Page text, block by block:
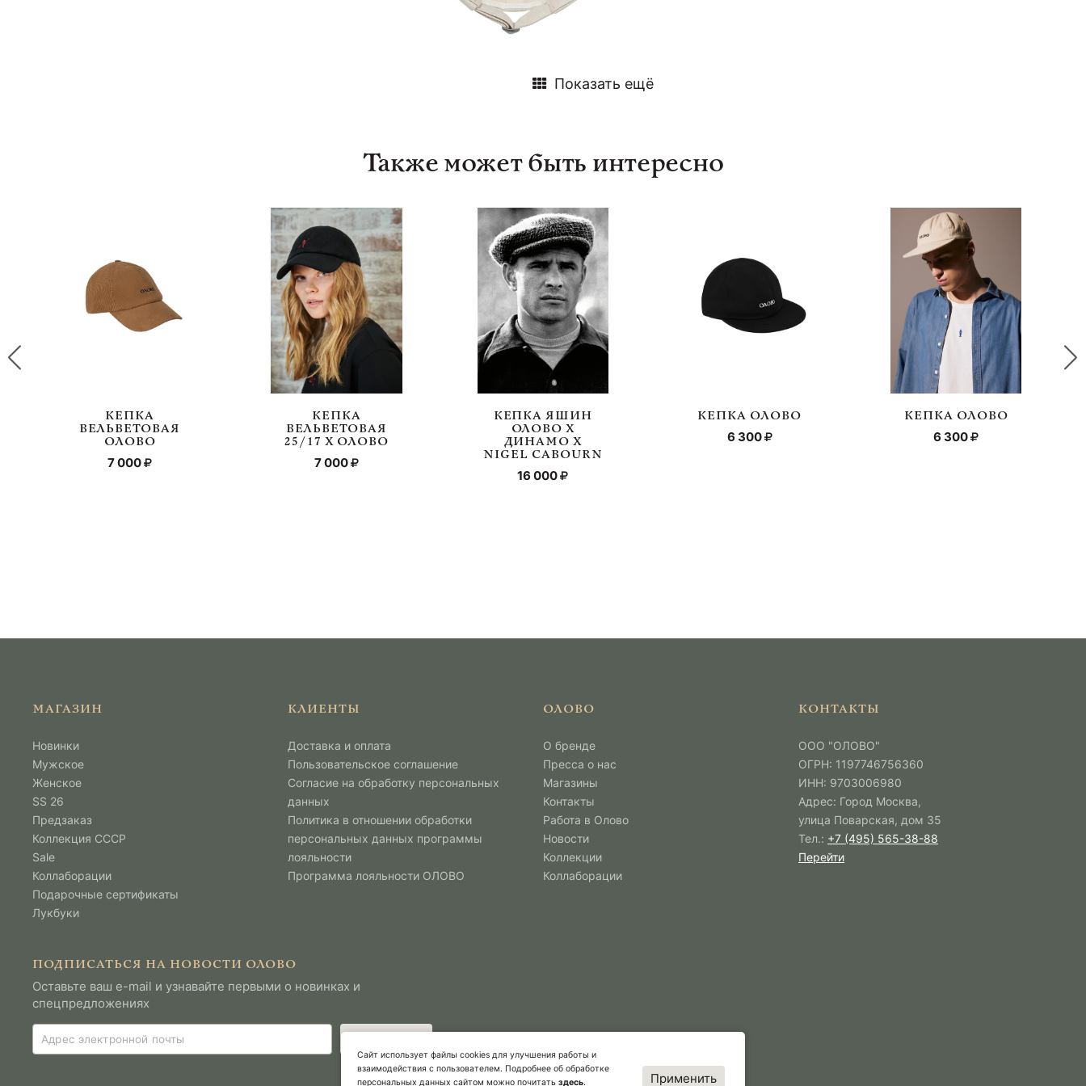
Показать ещё
Также может быть интересно
КЕПКА
ВЕЛЬВЕТОВАЯ
ОЛОВО
7 000
КЕПКА
ВЕЛЬВЕТОВАЯ
25/17 Х ОЛОВО
7 000
КЕПКА ЯШИН
ОЛОВО Х
ДИНАМО Х
NIGEL CABOURN
16 000
КЕПКА ОЛОВО
6 300
КЕПКА ОЛОВО
6 300
Сайт использует файлы cookies для улучшения работы и
взаимодействия с пользователем. Подробнее об обработке
персональных данных сайтом можно почитать здесь. Применить
МАГАЗИН
Новинки
Мужcкое
Женское
SS 26
Предзаказ
Коллекция СССР
Sale
Коллаборации
Подарочные сертификаты
Лукбуки
КЛИЕНТЫ
Доставка и оплата
Пользовательское соглашение
Согласие на обработку персональных
данных
Политика в отношении обработки
персональных данных программы
лояльности
Программа лояльности ОЛОВО
ОЛОВО
О бренде
Пресса о нас
Магазины
Контакты
Работа в Олово
Новости
Коллекции
Коллаборации
КОНТАКТЫ
ООО "ОЛОВО"
ОГРН: 1197746756360
ИНН: 9703006980
Адрес: Город Москва,
улица Поварская, дом 35
Тел.: +7 (495) 565-38-88
Перейти
ПОДПИСАТЬСЯ НА НОВОСТИ ОЛОВО
Оставьте ваш e-mail и узнавайте первыми о новинках и
спецпредложениях